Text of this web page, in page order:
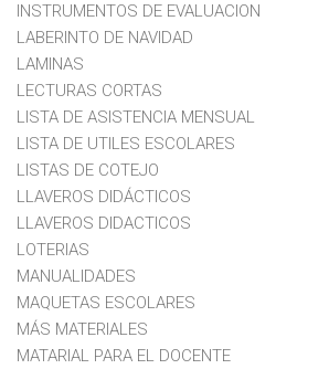
INSTRUMENTOS DE EVALUACION
LABERINTO DE NAVIDAD
LAMINAS
LECTURAS CORTAS
LISTA DE ASISTENCIA MENSUAL
LISTA DE UTILES ESCOLARES
LISTAS DE COTEJO
LLAVEROS DIDÁCTICOS
LLAVEROS DIDACTICOS
LOTERIAS
MANUALIDADES
MAQUETAS ESCOLARES
MÁS MATERIALES
MATARIAL PARA EL DOCENTE